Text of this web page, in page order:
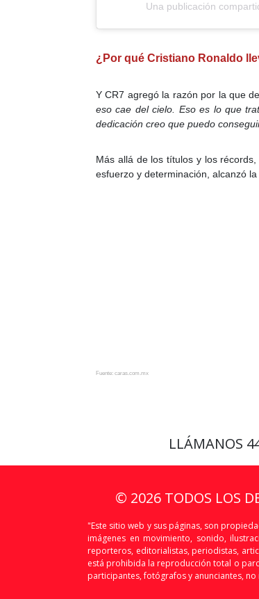
Una publicación
¿Por qué Cristiano Ronaldo
Y CR7 agregó la razón por la que
eso cae del cielo. Eso es lo que
dedicación creo que puedo
Más allá de los títulos y los
esfuerzo y determinación, alcanzó
Fuente: caras.com.mx
LLÁMANOS
© 2026 TODOS LOS
"Este sitio web y sus páginas, son
imágenes en movimiento, sonido,
reporteros, editorialistas, periodistas,
está prohibida la reproducción total o
participantes, fotógrafos y anunciantes,